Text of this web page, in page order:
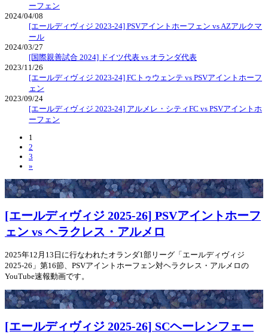
ーフェン
2024/04/08
[エールディヴィジ 2023-24] PSVアイントホーフェン vs AZアルクマ
ール
2024/03/27
[国際親善試合 2024] ドイツ代表 vs オランダ代表
2023/11/26
[エールディヴィジ 2023-24] FCトゥウェンテ vs PSVアイントホーフ
ェン
2023/09/24
[エールディヴィジ 2023-24] アルメレ・シティFC vs PSVアイントホ
ーフェン
1
2
3
»
[エールディヴィジ 2025-26] PSVアイントホーフ
ェン vs ヘラクレス・アルメロ
2025年12月13日に行なわれたオランダ1部リーグ「エールディヴィジ
2025-26」第16節、PSVアイントホーフェン対ヘラクレス・アルメロの
YouTube速報動画です。
[エールディヴィジ 2025-26] SCヘーレンフェー